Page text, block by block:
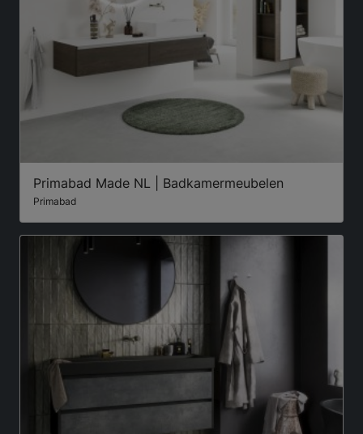
Primabad Made NL | Badkamermeubelen
Primabad